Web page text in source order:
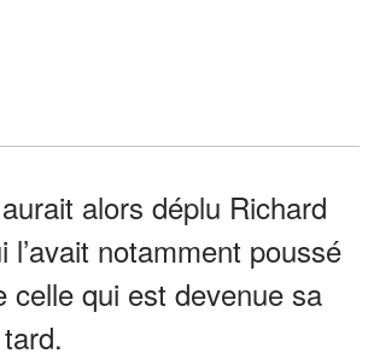
alors déplu Richard
l’avait notamment poussé
celle qui est devenue sa